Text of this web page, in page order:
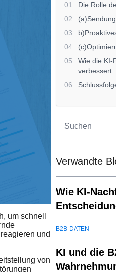
um schnell
und
von
01
Die Rolle
02
03
04
05
Wie die KI-
verbessert
06
Verwandte
Wie KI-
B2B-DATEN
KI und die